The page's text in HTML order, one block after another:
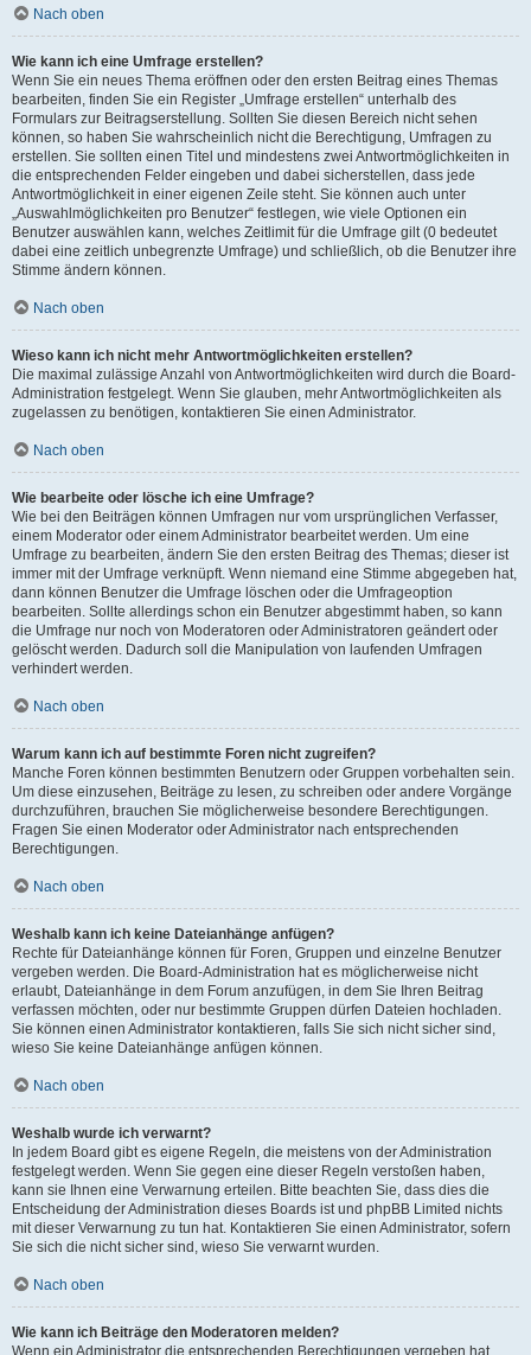
Nach oben
Wie kann ich eine Umfrage erstellen?
Wenn Sie ein neues Thema eröffnen oder den ersten Beitrag eines Themas
bearbeiten, finden Sie ein Register „Umfrage erstellen“ unterhalb des
Formulars zur Beitragserstellung. Sollten Sie diesen Bereich nicht sehen
können, so haben Sie wahrscheinlich nicht die Berechtigung, Umfragen zu
erstellen. Sie sollten einen Titel und mindestens zwei Antwortmöglichkeiten in
die entsprechenden Felder eingeben und dabei sicherstellen, dass jede
Antwortmöglichkeit in einer eigenen Zeile steht. Sie können auch unter
„Auswahlmöglichkeiten pro Benutzer“ festlegen, wie viele Optionen ein
Benutzer auswählen kann, welches Zeitlimit für die Umfrage gilt (0 bedeutet
dabei eine zeitlich unbegrenzte Umfrage) und schließlich, ob die Benutzer ihre
Stimme ändern können.
Nach oben
Wieso kann ich nicht mehr Antwortmöglichkeiten erstellen?
Die maximal zulässige Anzahl von Antwortmöglichkeiten wird durch die Board-
Administration festgelegt. Wenn Sie glauben, mehr Antwortmöglichkeiten als
zugelassen zu benötigen, kontaktieren Sie einen Administrator.
Nach oben
Wie bearbeite oder lösche ich eine Umfrage?
Wie bei den Beiträgen können Umfragen nur vom ursprünglichen Verfasser,
einem Moderator oder einem Administrator bearbeitet werden. Um eine
Umfrage zu bearbeiten, ändern Sie den ersten Beitrag des Themas; dieser ist
immer mit der Umfrage verknüpft. Wenn niemand eine Stimme abgegeben hat,
dann können Benutzer die Umfrage löschen oder die Umfrageoption
bearbeiten. Sollte allerdings schon ein Benutzer abgestimmt haben, so kann
die Umfrage nur noch von Moderatoren oder Administratoren geändert oder
gelöscht werden. Dadurch soll die Manipulation von laufenden Umfragen
verhindert werden.
Nach oben
Warum kann ich auf bestimmte Foren nicht zugreifen?
Manche Foren können bestimmten Benutzern oder Gruppen vorbehalten sein.
Um diese einzusehen, Beiträge zu lesen, zu schreiben oder andere Vorgänge
durchzuführen, brauchen Sie möglicherweise besondere Berechtigungen.
Fragen Sie einen Moderator oder Administrator nach entsprechenden
Berechtigungen.
Nach oben
Weshalb kann ich keine Dateianhänge anfügen?
Rechte für Dateianhänge können für Foren, Gruppen und einzelne Benutzer
vergeben werden. Die Board-Administration hat es möglicherweise nicht
erlaubt, Dateianhänge in dem Forum anzufügen, in dem Sie Ihren Beitrag
verfassen möchten, oder nur bestimmte Gruppen dürfen Dateien hochladen.
Sie können einen Administrator kontaktieren, falls Sie sich nicht sicher sind,
wieso Sie keine Dateianhänge anfügen können.
Nach oben
Weshalb wurde ich verwarnt?
In jedem Board gibt es eigene Regeln, die meistens von der Administration
festgelegt werden. Wenn Sie gegen eine dieser Regeln verstoßen haben,
kann sie Ihnen eine Verwarnung erteilen. Bitte beachten Sie, dass dies die
Entscheidung der Administration dieses Boards ist und phpBB Limited nichts
mit dieser Verwarnung zu tun hat. Kontaktieren Sie einen Administrator, sofern
Sie sich die nicht sicher sind, wieso Sie verwarnt wurden.
Nach oben
Wie kann ich Beiträge den Moderatoren melden?
Wenn ein Administrator die entsprechenden Berechtigungen vergeben hat,